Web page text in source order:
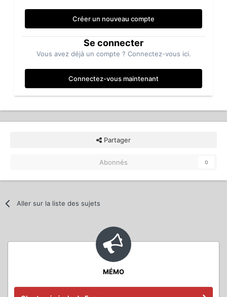
Créer un nouveau compte
Se connecter
Vous avez déjà un compte ? Connectez-vous ici.
Connectez-vous maintenant
Partager
Abonnés 0
Aller sur la liste des sujets
MÉMO